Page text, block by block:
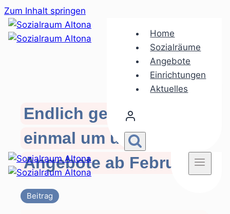
Zum Inhalt springen
Home
Sozialräume
Angebote
Einrichtungen
Aktuelles
Endlich geht es auch
einmal um uns Eltern –
Angebote ab Februar
Beitrag